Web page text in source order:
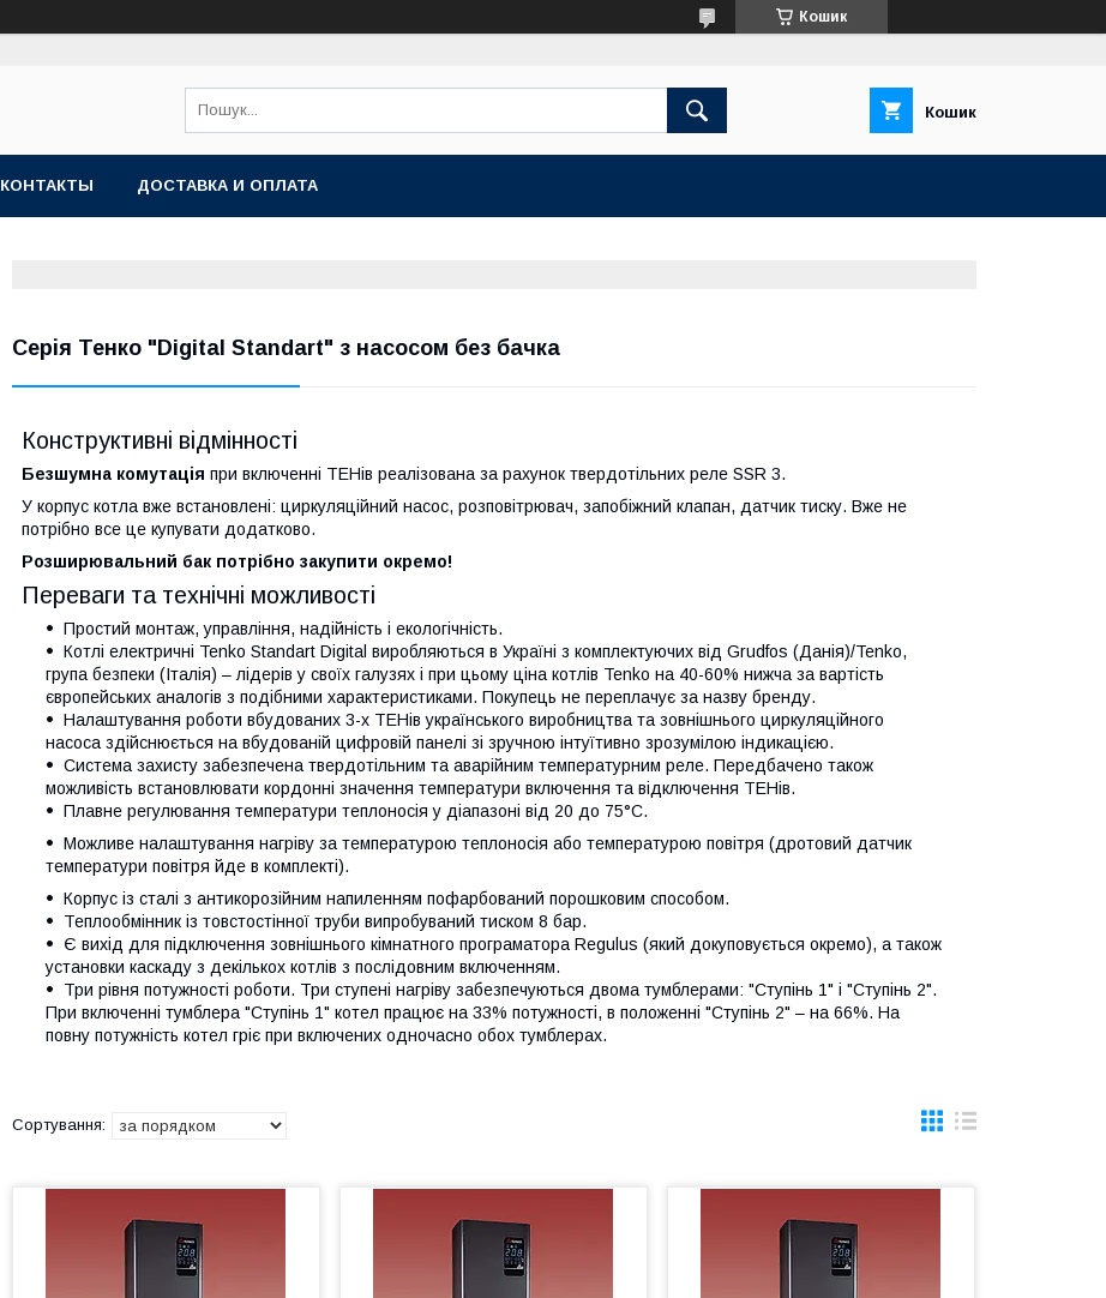
Кошик
Кошик
КОНТАКТЫ ДОСТАВКА И ОПЛАТА
Серія Тенко "Digital Standart" з насосом без бачка
Конструктивні відмінності
Безшумна комутація при включенні ТЕНів реалізована за рахунок твердотільних реле SSR 3.
У корпус котла вже встановлені: циркуляційний насос, розповітрювач, запобіжний клапан, датчик тиску. Вже не
потрібно все це купувати додатково.
Розширювальний бак потрібно закупити окремо!
Переваги та технічні можливості
Простий монтаж, управління, надійність і екологічність.
Котлі електричні Tenko Standart Digital виробляються в Україні з комплектуючих від Grudfos (Данія)/Tenko,
група безпеки (Італія) – лідерів у своїх галузях і при цьому ціна котлів Tenko на 40-60% нижча за вартість
європейських аналогів з подібними характеристиками. Покупець не переплачує за назву бренду.
Налаштування роботи вбудованих 3-х ТЕНів українського виробництва та зовнішнього циркуляційного
насоса здійснюється на вбудованій цифровій панелі зі зручною інтуїтивно зрозумілою індикацією.
Система захисту забезпечена твердотільним та аварійним температурним реле. Передбачено також
можливість встановлювати кордонні значення температури включення та відключення ТЕНів.
Плавне регулювання температури теплоносія у діапазоні від 20 до 75°С.
Можливе налаштування нагріву за температурою теплоносія або температурою повітря (дротовий датчик
температури повітря йде в комплекті).
Корпус із сталі з антикорозійним напиленням пофарбований порошковим способом.
Теплообмінник із товстостінної труби випробуваний тиском 8 бар.
Є вихід для підключення зовнішнього кімнатного програматора Regulus (який докуповується окремо), а також
установки каскаду з декількох котлів з послідовним включенням.
Три рівня потужності роботи. Три ступені нагріву забезпечуються двома тумблерами: "Ступінь 1" і "Ступінь 2".
При включенні тумблера "Ступінь 1" котел працює на 33% потужності, в положенні "Ступінь 2" – на 66%. На
повну потужність котел гріє при включених одночасно обох тумблерах.